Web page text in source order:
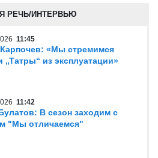
РЕЧЬ/ИНТЕРВЬЮ
11:45
«Мы стремимся
„Татры“ из эксплуатации»
11:42
В сезон заходим с
"Мы отличаемся"